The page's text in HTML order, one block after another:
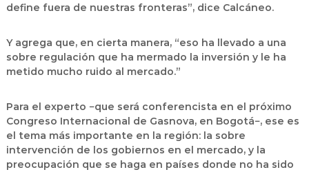
define fuera de nuestras fronteras”, dice Calcáneo.
Y agrega que, en cierta manera, “eso ha llevado a una
sobre regulación que ha mermado la inversión y le ha
metido mucho ruido al mercado.”
Para el experto −que será conferencista en el próximo
Congreso Internacional de Gasnova, en Bogotá−, ese es
el tema más importante en la región: la sobre
intervención de los gobiernos en el mercado, y la
preocupación que se haga en países donde no ha sido